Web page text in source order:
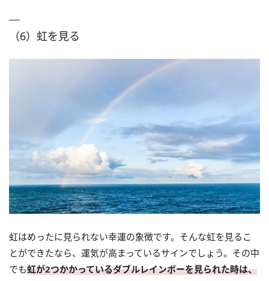
（6）虹を見る
虹はめったに見られない幸運の象徴です。そんな虹を見るこ
とができたなら、運気が高まっているサインでしょう。その中
でも虹が2つかかっているダブルレインボーを見られた時は、